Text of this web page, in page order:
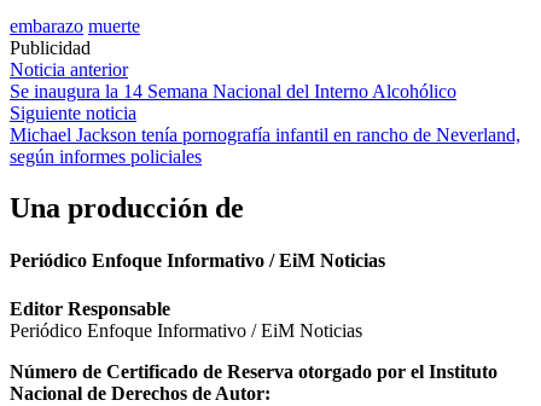
embarazo muerte
Publicidad
Navegación
de
entradas
Noticia anterior
Se inaugura la 14 Semana Nacional del Interno Alcohólico
Siguiente noticia
Michael Jackson tenía pornografía infantil en rancho de Neverland,
según informes policiales
Una producción de
Periódico Enfoque Informativo / EiM Noticias
Editor Responsable
Periódico Enfoque Informativo / EiM Noticias
Número de Certificado de Reserva otorgado por el Instituto
Nacional de Derechos de Autor: